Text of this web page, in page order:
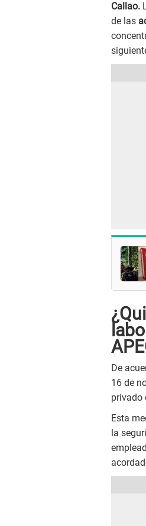
Callao.
de las
De
16 de
privado
Esta
la